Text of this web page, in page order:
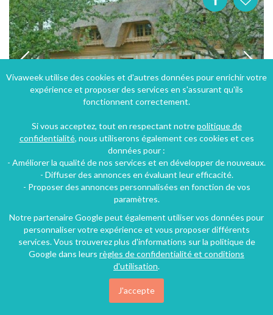
Saint-Martin-aux-Buneaux (30 km), Seine-Maritime, Haute-Normandie, Normandie, France
Vivaweek utilise des cookies et d'autres données pour enrichir votre
expérience et proposer des services en s'assurant qu'ils
fonctionnent correctement.
Si vous acceptez, tout en respectant notrepolitique de
confidentialité, nous utiliserons également ces cookies et ces
données pour :
- Améliorer la qualité de nos services et en développer de nouveaux.
- Diffuser des annonces en évaluant leur efficacité.
- Proposer des annonces personnalisées en fonction de vos
paramètres.
Notre partenaire Google peut également utiliser vos données pour
personnaliser votre expérience et vous proposer différents
services. Vous trouverez plus d'informations sur la politique de
Google dans leurs règles de confidentialité et conditions
d'utilisation.
J'accepte